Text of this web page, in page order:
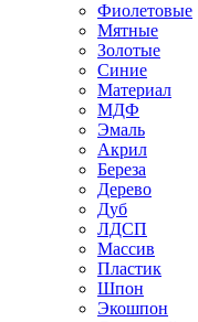
Фиолетовые
Мятные
Золотые
Синие
Материал
МДФ
Эмаль
Акрил
Береза
Дерево
Дуб
ЛДСП
Массив
Пластик
Шпон
Экошпон